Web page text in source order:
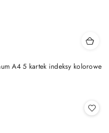
A4 5 kartek indeksy kolorowe